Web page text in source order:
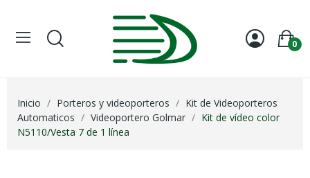
0
Inicio Porteros y videoporteros
Kit de Videoporteros
Automaticos
Videoportero Golmar
Kit de vídeo color
N5110/Vesta 7 de 1 línea